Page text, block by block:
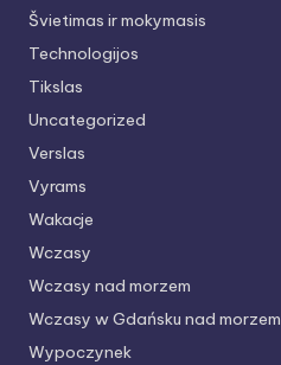
Švietimas ir mokymasis
Technologijos
Tikslas
Uncategorized
Verslas
Vyrams
Wakacje
Wczasy
Wczasy nad morzem
Wczasy w Gdańsku nad morzem
Wypoczynek